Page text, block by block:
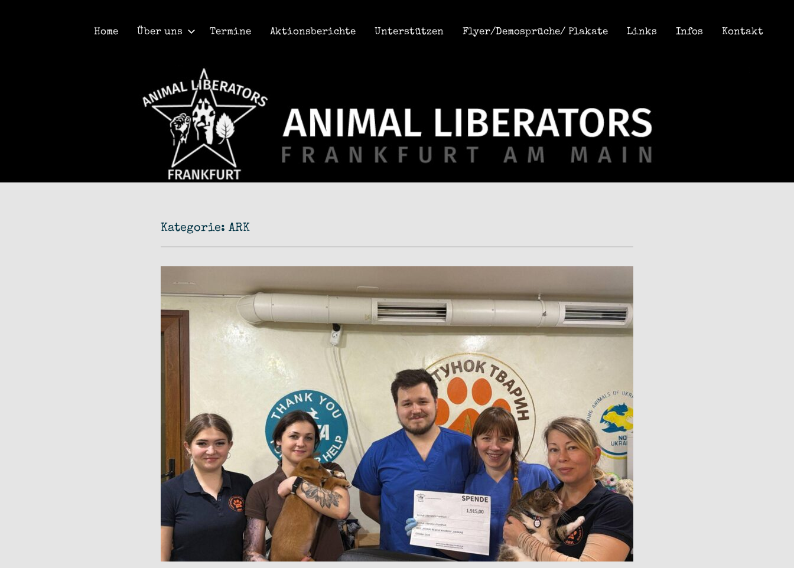
Home Über uns Termine Aktionsberichte Unterstützen Flyer/Demosprüche/ Plakate Links Infos Kontakt
Kategorie: ARK